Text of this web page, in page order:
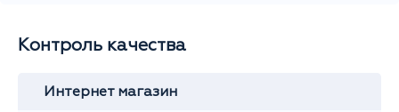
Контроль качества
Интернет магазин